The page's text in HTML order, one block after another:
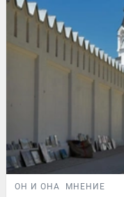
ОН И ОНА МНЕНИЕ